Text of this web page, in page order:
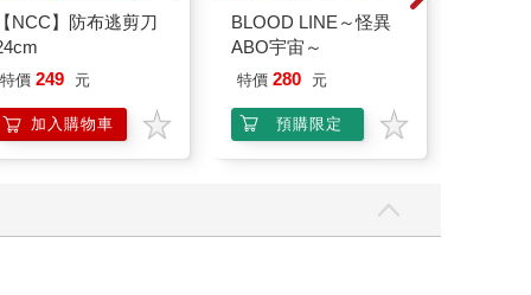
【NCC】防布逃剪刀
特價 249 元
加入購物車
BLOOD LINE～怪異
ABO宇宙～
特價 280 元
預購限定